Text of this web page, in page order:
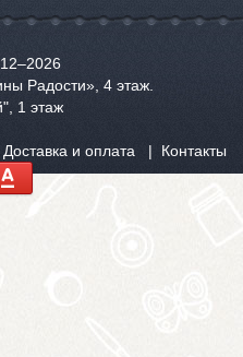
Радости», 4 этаж.
1 этаж
Доставка и оплата Контакты